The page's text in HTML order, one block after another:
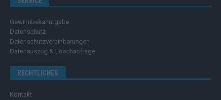
Gewinnbekanntgabe
Datenschutz
Datenschutzvereinbarungen
Datenauszug & Löschanfrage
RECHTLICHES
Kontakt